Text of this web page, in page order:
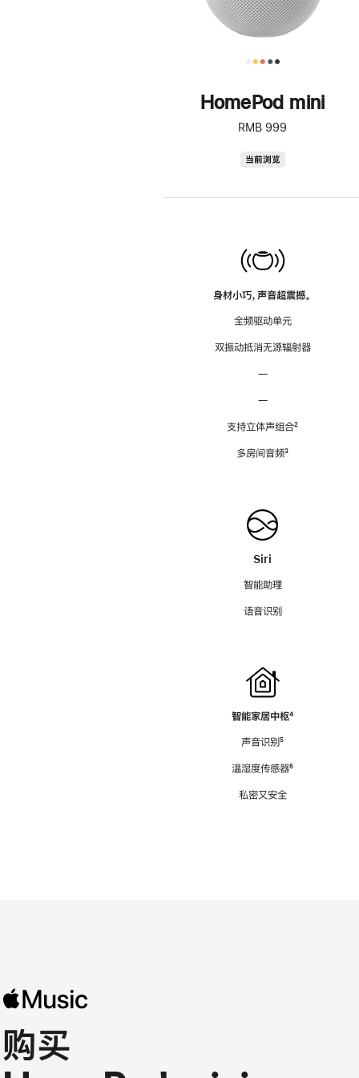
HomePod mini
RMB 999
当前浏览
身材小巧，声音超震撼。
全频驱动单元
双振动抵消无源辐射器
—
—
支持立体声组合脚
²
多房间音频脚
³
Siri
智能助理
语音识别
智能家居中枢脚
⁴
声音识别脚
⁵
温湿度传感器脚
⁶
私密又安全
购买